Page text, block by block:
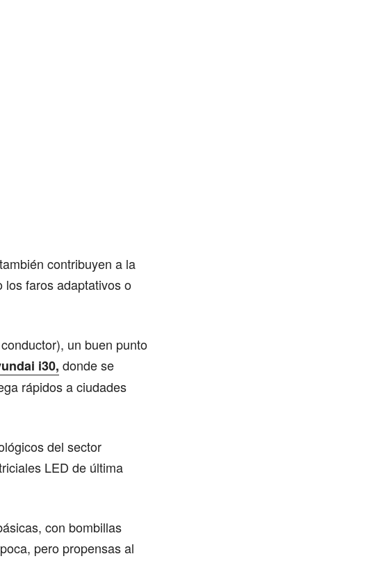
contribuyen a la
faros adaptativos o
un buen punto
i30, donde se
rápidos a ciudades
del sector
LED de última
con bombillas
pero propensas al